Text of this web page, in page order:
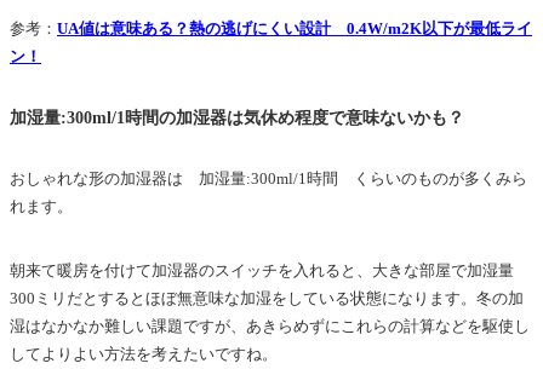
参考： UA値は意味ある？熱の逃げにくい設計 0.4W/m2K以下が最低ライ
ン！
加湿量:300ml/1時間の加湿器は気休め程度で意味ないかも？
おしゃれな形の加湿器は 加湿量:300ml/1時間 くらいのものが多くみら
れます。
朝来て暖房を付けて加湿器のスイッチを入れると、大きな部屋で加湿量
300ミリだとするとほぼ無意味な加湿をしている状態になります。冬の加
湿はなかなか難しい課題ですが、あきらめずにこれらの計算などを駆使し
してよりよい方法を考えたいですね。